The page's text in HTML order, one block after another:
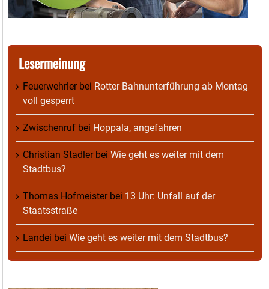
Lesermeinung
Feuerwehrlerbei Rotter Bahnunterführung ab Montag
voll gesperrt
Zwischenruf bei Hoppala, angefahren
Christian Stadlerbei Wie geht es weiter mit dem
Stadtbus?
Thomas Hofmeisterbei 13 Uhr: Unfall auf der
Staatsstraße
Landei bei Wie geht es weiter mit dem Stadtbus?